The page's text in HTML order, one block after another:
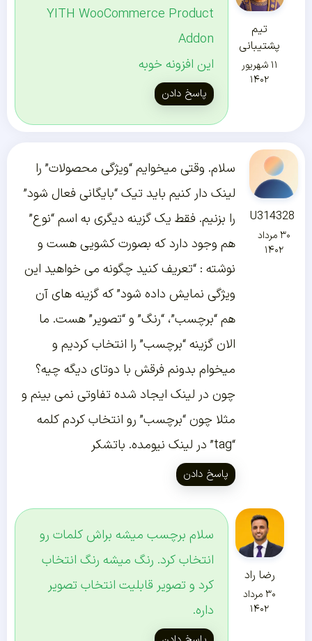
تیم
پشتیبانی
۱۱ شهریور
۱۴۰۲
YITH WooCommerce Product
Addon
این افزونه خوبه
پاسخ دادن
U314328
۳۰ مرداد
۱۴۰۲
سلام. وقتی میخوایم “ویژگی محصولات” را
لینک دار کنیم باید تیک “بایگانی فعال شود”
را بزنیم. فقط یک گزینه دیگری به اسم “نوع”
هم وجود دارد که بصورت کشویی هست و
نوشته : “تعریف کنید چگونه می خواهید این
ویژگی نمایش داده شود” که گزینه های آن
هم “برچسب”، “رنگ” و “تصویر” هست. ما
الان گزینه “برچسب” را انتخاب کردیم و
میخوام بدونم فرقش با دوتای دیگه چیه؟
چون در لینک ایجاد شده تفاوتی نمی بینم و
مثلا چون “برچسب” رو انتخاب کردم کلمه
“tag” در لینک نیومده. باتشکر
پاسخ دادن
رضا راد
۳۰ مرداد
۱۴۰۲
سلام برچسب میشه براش کلمات رو
انتخاب کرد. رنگ میشه رنگ انتخاب
کرد و تصویر قابلیت انتخاب تصویر
داره.